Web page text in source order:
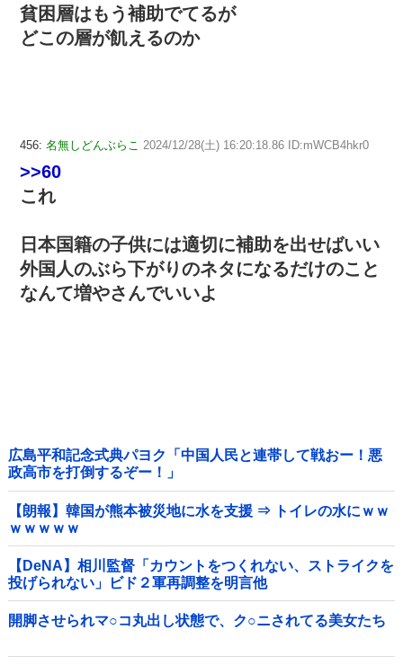
貧困層はもう補助でてるが
どこの層が飢えるのか
456: 名無しどんぶらこ 2024/12/28(土) 16:20:18.86 ID:mWCB4hkr0
>>60
これ
日本国籍の子供には適切に補助を出せばいい
外国人のぶら下がりのネタになるだけのこと
なんて増やさんでいいよ
広島平和記念式典パヨク「中国人民と連帯して戦おー！悪
政高市を打倒するぞー！」
【朗報】韓国が熊本被災地に水を支援 ⇒ トイレの水にｗｗ
ｗｗｗｗｗ
【DeNA】相川監督「カウントをつくれない、ストライクを
投げられない」ビド２軍再調整を明言他
開脚させられマ○コ丸出し状態で、ク○ニされてる美女たち